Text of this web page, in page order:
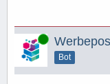
Online
Bot